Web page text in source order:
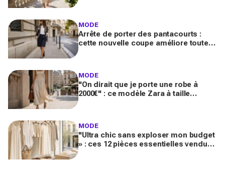
MODE
Arrête de porter des pantacourts :
cette nouvelle coupe améliore toutes
MODE
"On dirait que je porte une robe à
2000€" : ce modèle Zara à taille
MODE
"Ultra chic sans exploser mon budget
» : ces 12 pièces essentielles vendues